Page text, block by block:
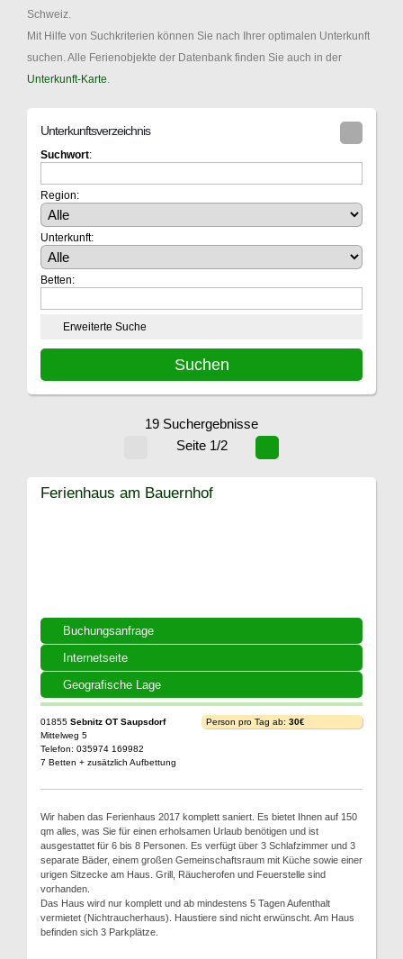
Schweiz.
Mit Hilfe von Suchkriterien können Sie nach Ihrer optimalen Unterkunft
suchen. Alle Ferienobjekte der Datenbank finden Sie auch in der
Unterkunft-Karte
Unterkunftsverzeichnis
Suchwort:
Region:
Unterkunft:
Betten:
Erweiterte Suche
19 Suchergebnisse
Seite 1/2
Buchungsanfrage
Internetseite
Geografische Lage
Ferienhaus am Bauernhof
01855 Sebnitz OT Saupsdorf
Mittelweg 5
Telefon: 035974 169982
7 Betten + zusätzlich Aufbettung
Person pro Tag ab: 30€
Wir haben das Ferienhaus 2017 komplett saniert. Es bietet Ihnen auf 150
qm alles, was Sie für einen erholsamen Urlaub benötigen und ist
ausgestattet für 6 bis 8 Personen. Es verfügt über 3 Schlafzimmer und 3
separate Bäder, einem großen Gemeinschaftsraum mit Küche sowie einer
urigen Sitzecke am Haus. Grill, Räucherofen und Feuerstelle sind
vorhanden.
Das Haus wird nur komplett und ab mindestens 5 Tagen Aufenthalt
vermietet (Nichtraucherhaus). Haustiere sind nicht erwünscht. Am Haus
befinden sich 3 Parkplätze.